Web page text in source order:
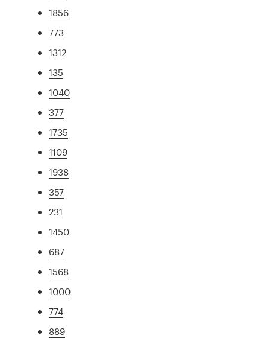
1856
773
1312
135
1040
377
1735
1109
1938
357
231
1450
687
1568
1000
774
889